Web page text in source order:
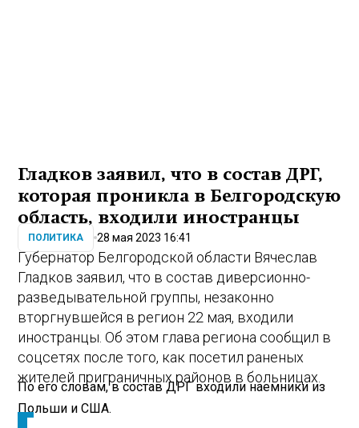
Гладков заявил, что в состав ДРГ,
которая проникла в Белгородскую
область, входили иностранцы
ПОЛИТИКА 28 мая 2023 16:41
Губернатор Белгородской области Вячеслав
Гладков заявил, что в состав диверсионно-
разведывательной группы, незаконно
вторгнувшейся в регион 22 мая, входили
иностранцы. Об этом глава региона сообщил в
соцсетях после того, как посетил раненых
жителей приграничных районов в больницах.
По его словам, в состав ДРГ входили наемники из
Польши и США.